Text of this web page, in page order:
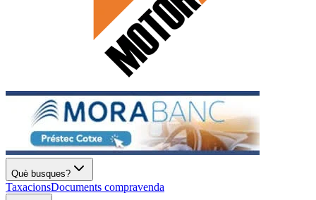
Què busques?
TaxacionsDocuments compravenda